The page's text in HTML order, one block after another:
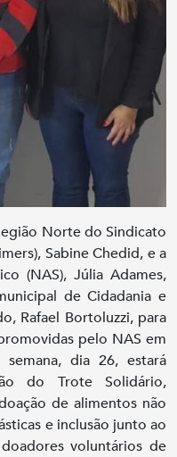
Norte do Sindicato
Sabine Chedid, e a
(NAS), Júlia Adames,
de Cidadania e
Rafael Bortoluzzi, para
pelo NAS em
dia 26, estará
do Trote Solidário,
de alimentos não
e inclusão junto ao
voluntários de